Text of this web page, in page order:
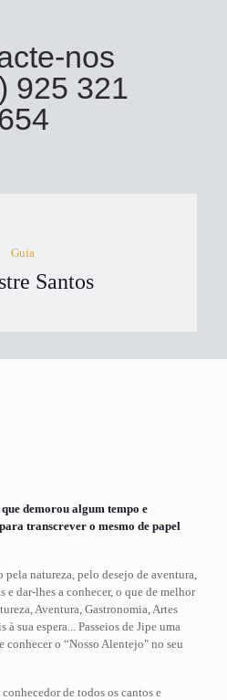
nos
925 321
Guia
Santos
demorou algum tempo e
transcrever o mesmo de papel
pela natureza, pelo desejo de aventura,
e dar-lhes a conhecer, o que de melhor
Aventura, Gastronomia, Artes
sua espera... Passeios de Jipe uma
conhecer o “Nosso Alentejo" no seu
de todos os cantos e